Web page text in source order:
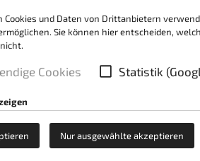
Cookies und Daten von Drittanbietern
Sie können hier entscheiden,
Cookies Statistik
Nur ausgewählte akzeptieren
Eisplatten
Eisplatten von Lkw.
das Dach des Fahrzeugs
Investition ist.